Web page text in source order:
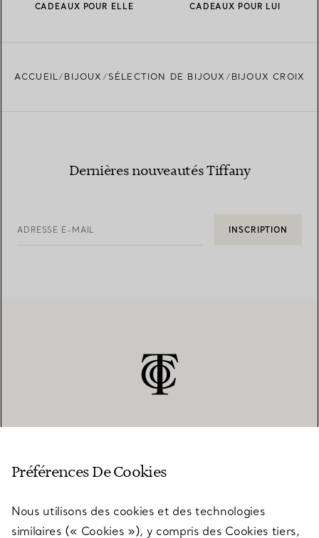
CADEAUX POUR ELLE CADEAUX POUR LUI
ACCUEIL BIJOUX SÉLECTION DE BIJOUX BIJOUX CROIX
Dernières nouveautés Tiffany
ADRESSE E-MAIL INSCRIPTION
SERVICES
Préférences De Cookies
Nous utilisons des cookies et des technologies
similaires (« Cookies »), y compris des Cookies tiers,